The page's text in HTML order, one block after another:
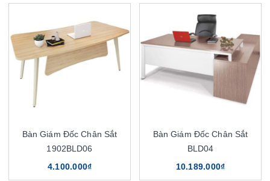
Bàn Giám Đốc Chân Sắt
1902BLD06
4.100.000₫
Bàn Giám Đốc Chân Sắt
BLD04
10.189.000₫